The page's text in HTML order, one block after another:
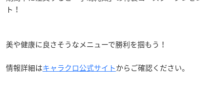
ト！
美や健康に良さそうなメニューで勝利を掴もう！
情報詳細はキャラクロ公式サイトからご確認ください。